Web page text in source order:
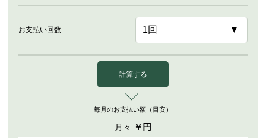
お支払い回数
計算する
毎月のお支払い額（目安）
月々 ￥ 円